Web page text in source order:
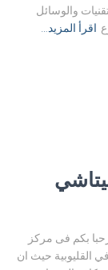
والوسائل
اقرأ المزيد…
هيتاشي
01225025360 اهلا ومرحبا بكم فى مركز
القليوبية حيث ان